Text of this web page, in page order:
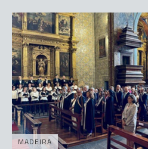
MADEIRA